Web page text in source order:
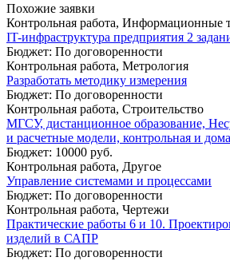
Похожие заявки
Контрольная работа, Информационные
IT-инфраструктура предприятия 2
Бюджет: По договоренности
Контрольная работа, Метрология
Разработать методику измерения
Бюджет: По договоренности
Контрольная работа, Строительство
МГСУ, дистанционное образование,
и расчетные модели, контрольная и
Бюджет: 10000 руб.
Контрольная работа, Другое
Управление системами и процессами
Бюджет: По договоренности
Контрольная работа, Чертежи
Практические работы 6 и 10.
изделий в САПР
Бюджет: По договоренности